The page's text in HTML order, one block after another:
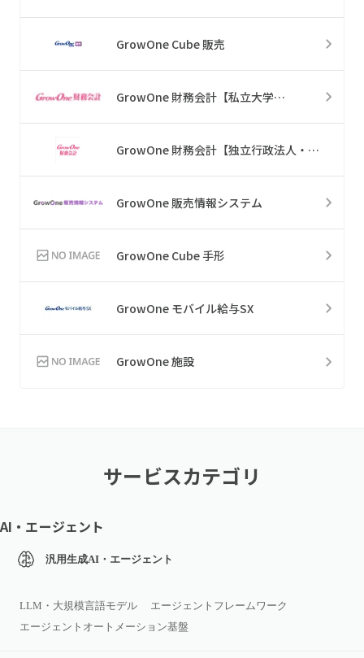
GrowOne Cube 販売
GrowOne 財務会計【私立大学向け】
GrowOne 財務会計【独立行政法人・国立／公立大学法人向け】
GrowOne 販売情報システム
GrowOne Cube 手形
GrowOne モバイル給与SX
GrowOne 施設
サービスカテゴリ
AI・エージェント
汎用生成AI・エージェント
LLM・大規模言語モデル
エージェントフレームワーク
エージェントオートメーション基盤